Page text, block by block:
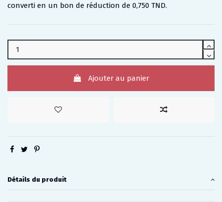
converti en un bon de réduction de 0,750 TND.
Ajouter au panier
Détails du produit